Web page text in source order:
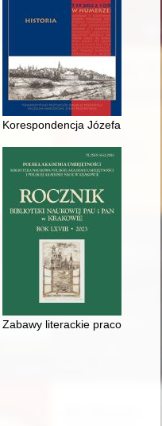
III Powstania Śląskiego
Korespondencja Józefa
: Tadeusz Koper, Maria
Zabawy literackie